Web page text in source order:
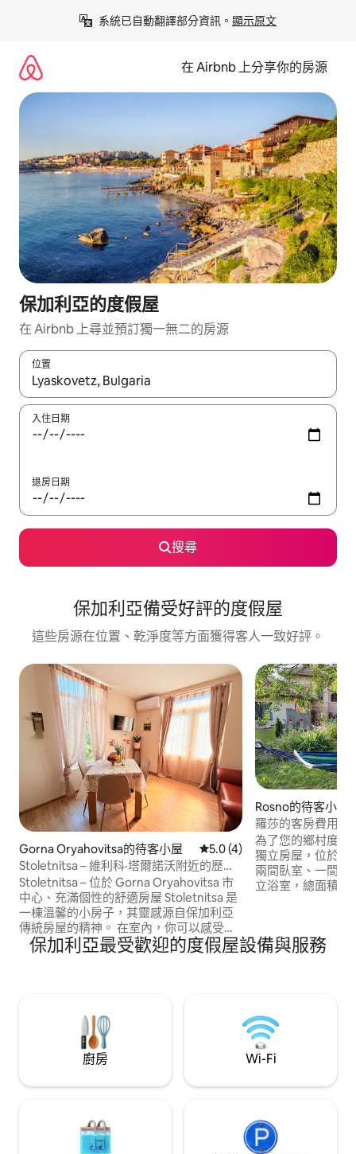
系統已自動翻譯部分資訊。 顯示原文
在 Airbnb 上分享你的房源
保加利亞的度假屋
在 Airbnb 上尋並預訂獨一無二的房源
位置
如有搜尋結果，瀏覽內容時請使用上下箭頭，或輕點、滑動裝置。
入住日期
退房日期
搜尋
保加利亞備受好評的度假屋
這些房源在位置、乾淨度等方面獲得客人一致好評。
Gorna Oryahovitsa的待客小屋 從 4 則評價中獲得 5.0 的平
5.0 (4)
Stoletnitsa – 維利科·塔爾諾沃附近的歷史
建築
Stoletnitsa – 位於 Gorna Oryahovitsa 市
中心、充滿個性的舒適房屋 Stoletnitsa 是
一棟溫馨的小房子，其靈感源自保加利亞
傳統房屋的精神。 在室內，你可以感受到
溫暖、寧靜的氛圍和迷人的復古細節——
書籍、經典家具和貼心的細節，營造出歷
Rosno的待客小屋
羅莎的客房費用
為了您的鄉村度假
獨立房屋，位於埃
兩間臥室、一間設
立浴室，總面積
住宿： 臥室1 - 最
保加利亞最受歡迎的度假屋設備與服務
廚房 Wi-Fi